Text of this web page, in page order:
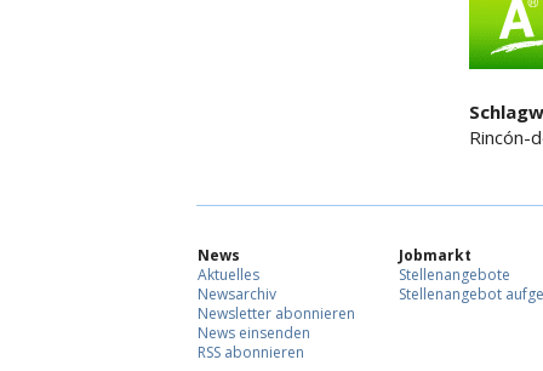
Rincón-
News
Aktuelles
Newsarchiv
Newsletter abonnieren
News einsenden
RSS abonnieren
Jobmarkt
Stellenangebote
Stellenangebot